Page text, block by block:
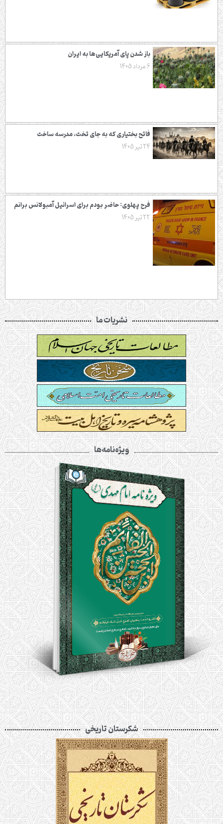
باز شدن پای آمریکایی‌ها به ایران
6 مرداد 1405
فاتح بختیاری که به جای تخت، مدرسه ساخت
24 تیر 1405
فرح پهلوی: حاضر بودم برای اسرائیل آمبولانس برانم
22 تیر 1405
نشریات ما
ویژه‌نامه‌ها
شکرستان تاریخی